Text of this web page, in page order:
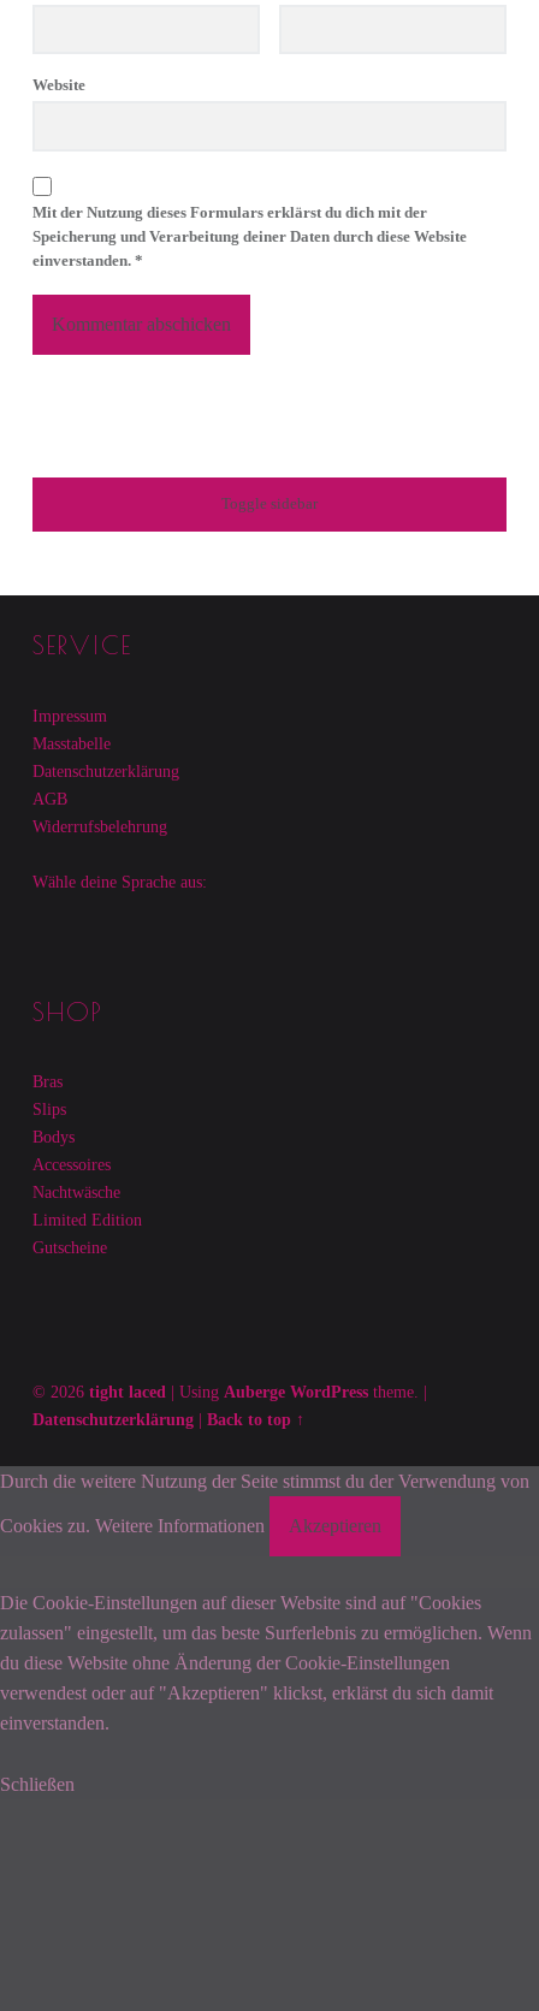
Website
Mit der Nutzung dieses Formulars erklärst du dich mit der
Speicherung und Verarbeitung deiner Daten durch diese Website
einverstanden. *
SIDEBAR
Toggle sidebar
FOOTER SIDEBAR
SERVICE
Impressum
Masstabelle
Datenschutzerklärung
AGB
Widerrufsbelehrung
Wähle deine Sprache aus:
SHOP
Bras
Slips
Bodys
Accessoires
Nachtwäsche
Limited Edition
Gutscheine
© 2026 tight laced | Using Auberge WordPresstheme. |
Datenschutzerklärung | Back to top ↑
Durch die weitere Nutzung der Seite stimmst du der Verwendung von
Cookies zu. Weitere Informationen Akzeptieren
Die Cookie-Einstellungen auf dieser Website sind auf "Cookies
zulassen" eingestellt, um das beste Surferlebnis zu ermöglichen. Wenn
du diese Website ohne Änderung der Cookie-Einstellungen
verwendest oder auf "Akzeptieren" klickst, erklärst du sich damit
einverstanden.
Schließen